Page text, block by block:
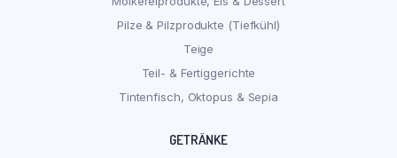
Pilze & Pilzprodukte (Tiefkühl)
Teige
Teil- & Fertiggerichte
Tintenfisch, Oktopus & Sepia
GETRÄNKE